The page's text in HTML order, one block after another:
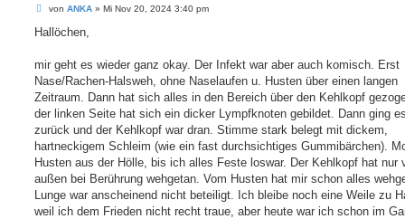
B
i
a
von ANKA» Mi Nov 20, 2024 3:40 pm
Hallöchen,
mir geht es wieder ganz okay. Der Infekt war aber auch komisch. Erst
Nase/Rachen-Halsweh, ohne Naselaufen u. Husten über einen langen
Zeitraum. Dann hat sich alles in den Bereich über den Kehlkopf
der linken Seite hat sich ein dicker Lympfknoten gebildet. Dann ging
zurück und der Kehlkopf war dran. Stimme stark belegt mit dickem,
hartneckigem Schleim (wie ein fast durchsichtiges Gummibärchen).
Husten aus der Hölle, bis ich alles Feste loswar. Der Kehlkopf hat nur
außen bei Berührung wehgetan. Vom Husten hat mir schon alles
Lunge war anscheinend nicht beteiligt. Ich bleibe noch eine Weile zu
weil ich dem Frieden nicht recht traue, aber heute war ich schon im